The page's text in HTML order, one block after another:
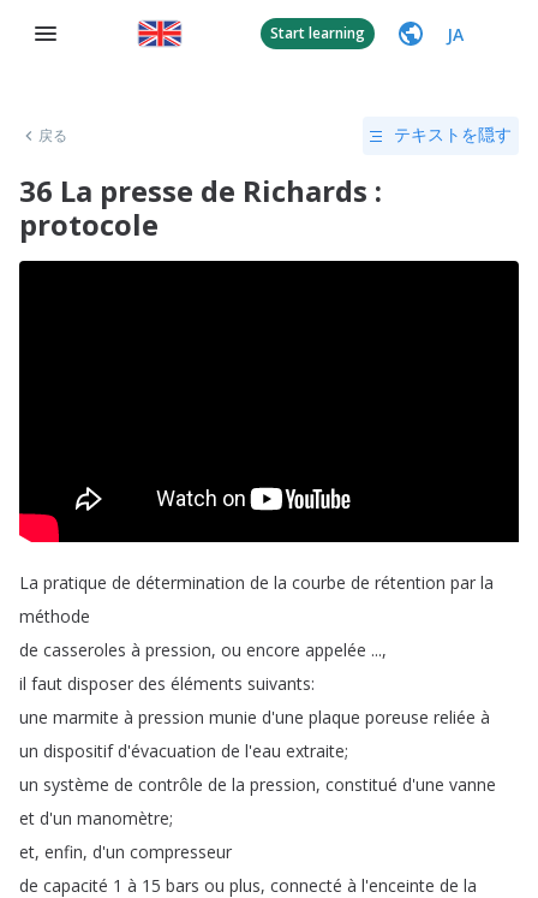
Start learning JA
戻る テキストを隠す
36 La presse de Richards :
protocole
La pratique de détermination de la courbe de rétention par la
méthode
de casseroles à pression, ou encore appelée ...,
il faut disposer des éléments suivants:
une marmite à pression munie d'une plaque poreuse reliée à
un dispositif d'évacuation de l'eau extraite;
un système de contrôle de la pression, constitué d'une vanne
et d'un manomètre;
et, enfin, d'un compresseur
de capacité 1 à 15 bars ou plus, connecté à l'enceinte de la